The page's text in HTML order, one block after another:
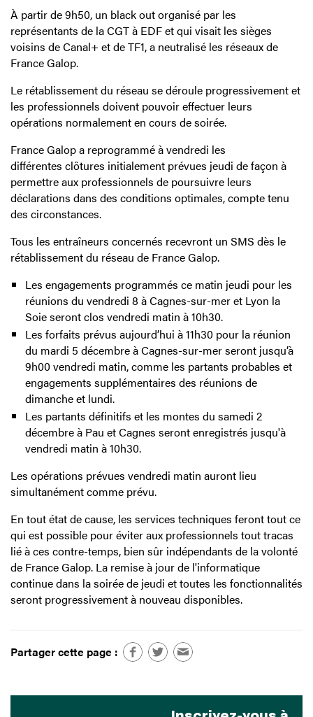
À partir de 9h50, un black out organisé par les
représentants de la CGT à EDF et qui visait les sièges
voisins de Canal+ et de TF1, a neutralisé les réseaux de
France Galop.
Le rétablissement du réseau se déroule progressivement et
les professionnels doivent pouvoir effectuer leurs
opérations normalement en cours de soirée.
France Galop a reprogrammé à vendredi les
différentes clôtures initialement prévues jeudi de façon à
permettre aux professionnels de poursuivre leurs
déclarations dans des conditions optimales, compte tenu
des circonstances.
Tous les entraîneurs concernés recevront un SMS dès le
rétablissement du réseau de France Galop.
Les engagements programmés ce matin jeudi pour les
réunions du vendredi 8 à Cagnes-sur-mer et Lyon la
Soie seront clos vendredi matin à 10h30.
Les forfaits prévus aujourd’hui à 11h30 pour la réunion
du mardi 5 décembre à Cagnes-sur-mer seront jusqu’à
9h00 vendredi matin, comme les partants probables et
engagements supplémentaires des réunions de
dimanche et lundi.
Les partants définitifs et les montes du samedi 2
décembre à Pau et Cagnes seront enregistrés jusqu'à
vendredi matin à 10h30.
Les opérations prévues vendredi matin auront lieu
simultanément comme prévu.
En tout état de cause, les services techniques feront tout ce
qui est possible pour éviter aux professionnels tout tracas
lié à ces contre-temps, bien sûr indépendants de la volonté
de France Galop. La remise à jour de l'informatique
continue dans la soirée de jeudi et toutes les fonctionnalités
seront progressivement à nouveau disponibles.
Partager cette page :